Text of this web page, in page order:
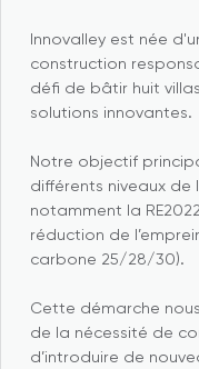
Innovalley est née
construction
défi de bâtir huit
solutions innovantes.
Notre objectif
différents niveaux de
notamment la
réduction de
carbone 25/28/30).
Cette démarche
de la nécessité de
d’introduire de